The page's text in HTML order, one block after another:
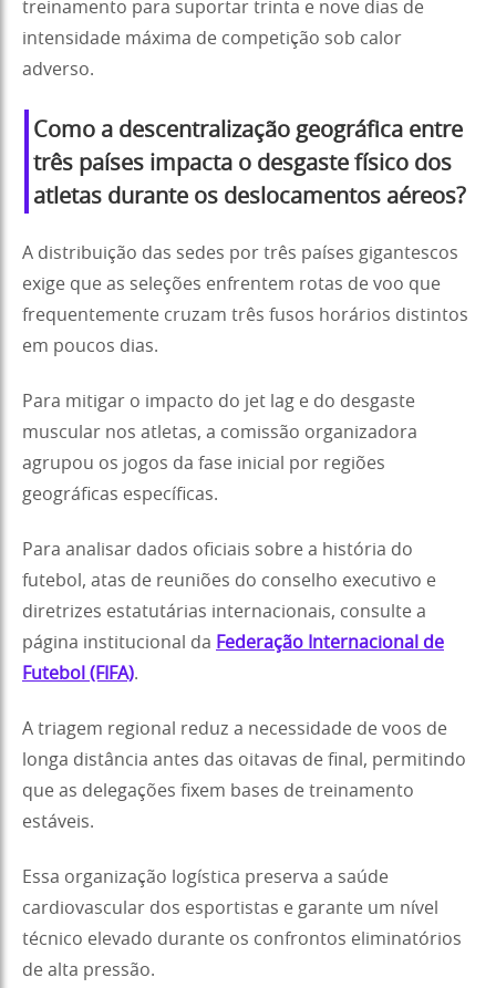
treinamento para suportar trinta e nove dias de
intensidade máxima de competição sob calor
adverso.
Como a descentralização geográfica entre
três países impacta o desgaste físico dos
atletas durante os deslocamentos aéreos?
A distribuição das sedes por três países gigantescos
exige que as seleções enfrentem rotas de voo que
frequentemente cruzam três fusos horários distintos
em poucos dias.
Para mitigar o impacto do jet lag e do desgaste
muscular nos atletas, a comissão organizadora
agrupou os jogos da fase inicial por regiões
geográficas específicas.
Para analisar dados oficiais sobre a história do
futebol, atas de reuniões do conselho executivo e
diretrizes estatutárias internacionais, consulte a
página institucional da Federação Internacional de
Futebol (FIFA).
A triagem regional reduz a necessidade de voos de
longa distância antes das oitavas de final, permitindo
que as delegações fixem bases de treinamento
estáveis.
Essa organização logística preserva a saúde
cardiovascular dos esportistas e garante um nível
técnico elevado durante os confrontos eliminatórios
de alta pressão.